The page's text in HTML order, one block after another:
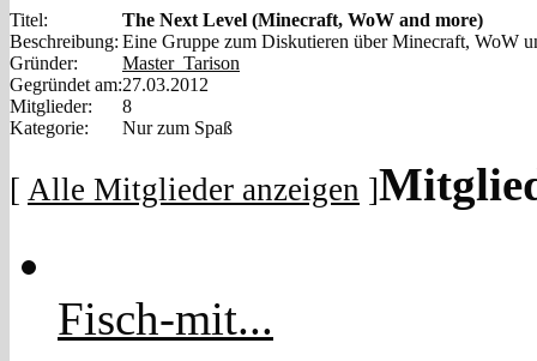
Titel:
The Next Level (Minecraft, WoW and more)
Beschreibung: Eine Gruppe zum Diskutieren über Minecraft, WoW
Gründer:
Master_Tarison
Gegründet am:27.03.2012
Mitglieder:
8
Kategorie:
Nur zum Spaß
[ Alle Mitglieder anzeigen ]
Fisch-mit...